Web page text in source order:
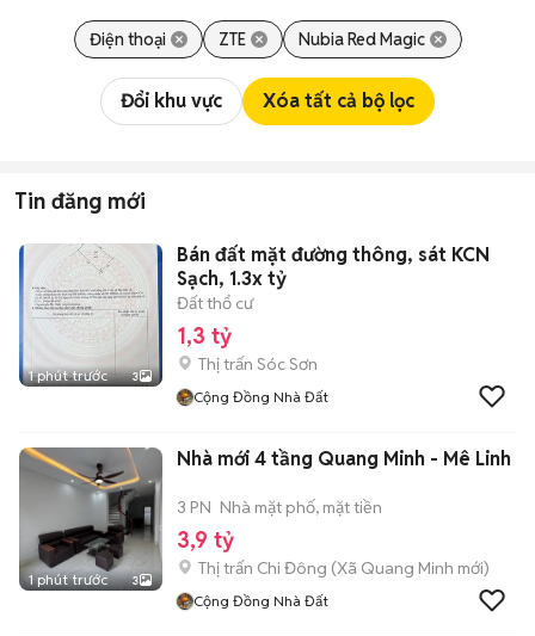
Điện thoại ZTE Nubia Red Magic
Đổi khu vực Xóa tất cả bộ lọc
Tin đăng mới
1 phút trước 3
Bán đất mặt đường thông, sát KCN
Sạch, 1.3x tỷ
Đất thổ cư
1,3 tỷ
Thị trấn Sóc Sơn
Cộng Đồng Nhà Đất
1 phút trước 3
Nhà mới 4 tầng Quang Minh - Mê Linh
3 PN Nhà mặt phố, mặt tiền
3,9 tỷ
Thị trấn Chi Đông (Xã Quang Minh mới)
Cộng Đồng Nhà Đất